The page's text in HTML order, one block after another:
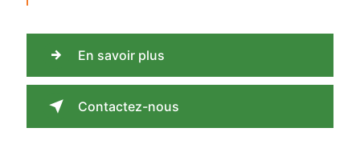
En savoir plus
Contactez-nous